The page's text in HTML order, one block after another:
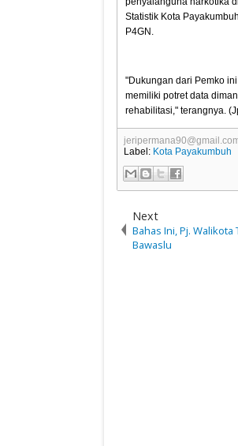
Statistik Kota
P4GN.
"Dukungan dari Pemko
memiliki potret data
rehabilitasi," terangnya.
Label: Kota Payakumbuh
Next
Bahas Ini, Pj.
Bawaslu